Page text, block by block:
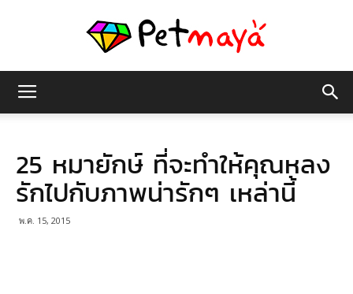
มายา
25 หมายักษ์ ที่จะทำให้คุณหลง
รักไปกับภาพน่ารักๆ เหล่านี้
พ.ค. 15, 2015